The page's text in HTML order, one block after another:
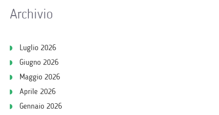
Archivio
Luglio 2026
Giugno 2026
Maggio 2026
Aprile 2026
Gennaio 2026